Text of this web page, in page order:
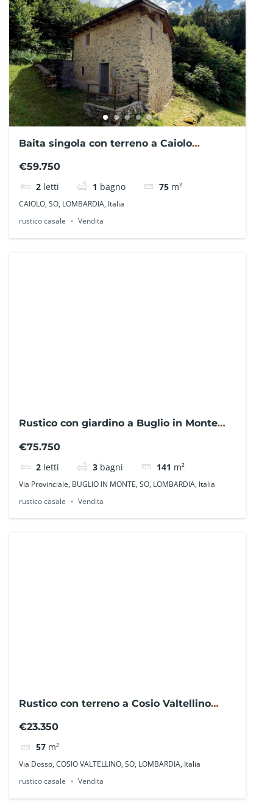
Baita singola con terreno a Caiolo
€59.750
2 letti 1 bagno 75 m²
CAIOLO, SO, LOMBARDIA, Italia
rustico casale
Vendita
Rustico con giardino a Buglio in Monte
€75.750
2 letti 3 bagni 141 m²
Via Provinciale, BUGLIO IN MONTE, SO, LOMBARDIA, Italia
rustico casale
Vendita
Rustico con terreno a Cosio Valtellino
€23.350
57 m²
Via Dosso, COSIO VALTELLINO, SO, LOMBARDIA, Italia
rustico casale
Vendita